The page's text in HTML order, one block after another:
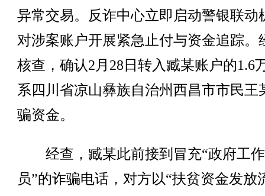
异常交易。反诈中心立即启动警银联动
对涉案账户开展紧急止付与资金追踪。
核查，确认2月28日转入臧某账户的1.6
系四川省凉山彝族自治州西昌市市民王
骗资金。
经查，臧某此前接到冒充“政府工
员”的诈骗电话，对方以“扶贫资金发放